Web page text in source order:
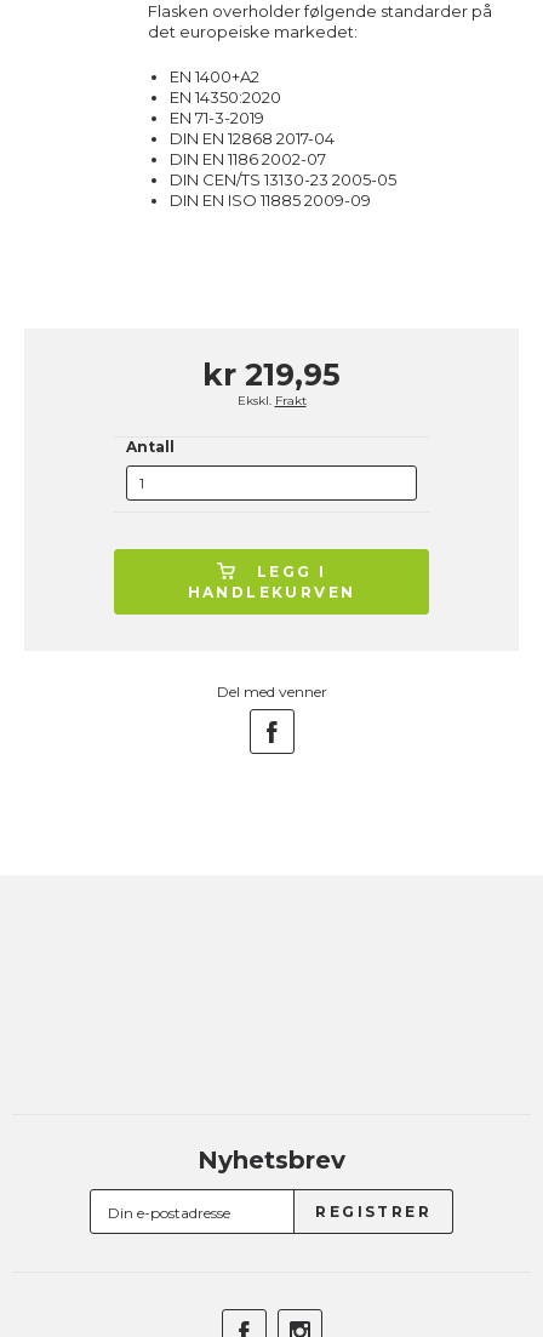
Flasken overholder følgende standarder på
det europeiske markedet:
EN 1400+A2
EN 14350:2020
EN 71-3-2019
DIN EN 12868 2017-04
DIN EN 1186 2002-07
DIN CEN/TS 13130-23 2005-05
DIN EN ISO 11885 2009-09
kr 219,95
Ekskl. Frakt
Antall
LEGG I
HANDLEKURVEN
Del med venner
Nyhetsbrev